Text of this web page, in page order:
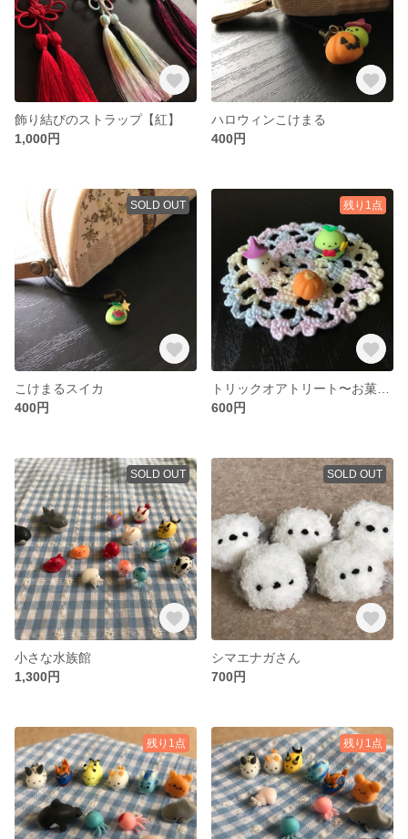
飾り結びのストラップ【紅】
1,000円
ハロウィンこけまる
400円
SOLD OUT
こけまるスイカ
400円
残り1点
600円
SOLD OUT
小さな水族館
1,300円
SOLD OUT
シマエナガさん
700円
残り1点 残り1点